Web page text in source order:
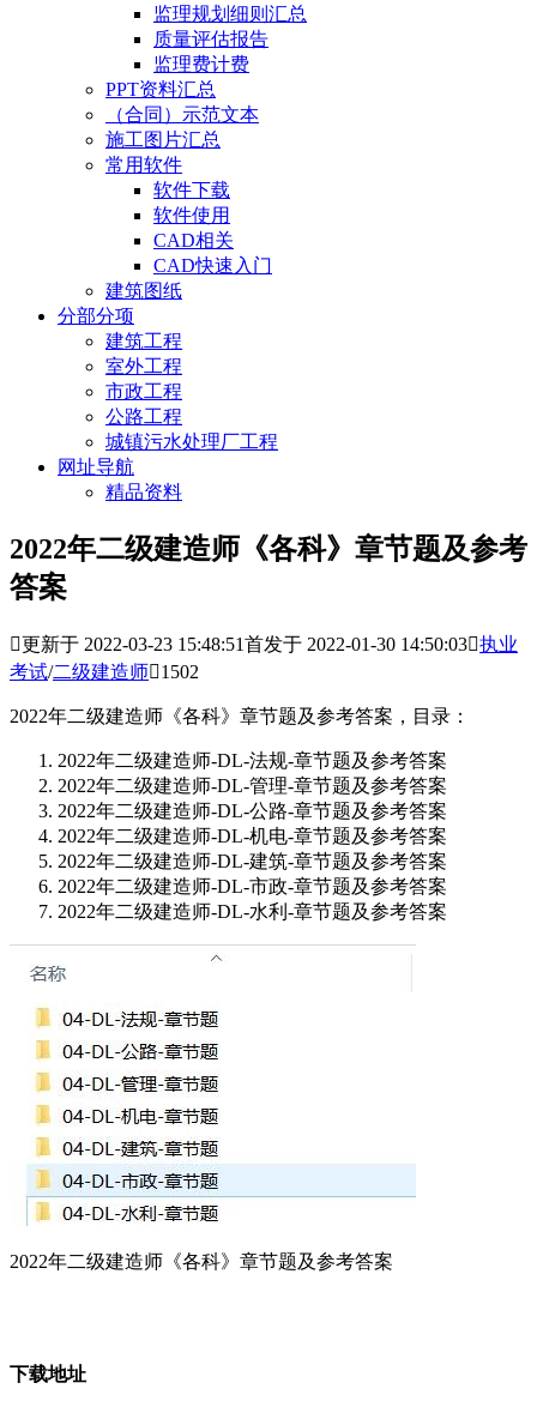
监理规划细则汇总
质量评估报告
监理费计费
PPT资料汇总
（合同）示范文本
施工图片汇总
常用软件
软件下载
软件使用
CAD相关
CAD快速入门
建筑图纸
分部分项
建筑工程
室外工程
市政工程
公路工程
城镇污水处理厂工程
网址导航
精品资料
2022年二级建造师《各科》章节题及参考
答案
更新于 2022-03-23 15:48:51首发于 2022-01-30 14:50:03执业
考试/二级建造师1502
2022年二级建造师《各科》章节题及参考答案，目录：
2022年二级建造师-DL-法规-章节题及参考答案
2022年二级建造师-DL-管理-章节题及参考答案
2022年二级建造师-DL-公路-章节题及参考答案
2022年二级建造师-DL-机电-章节题及参考答案
2022年二级建造师-DL-建筑-章节题及参考答案
2022年二级建造师-DL-市政-章节题及参考答案
2022年二级建造师-DL-水利-章节题及参考答案
2022年二级建造师《各科》章节题及参考答案
下载地址